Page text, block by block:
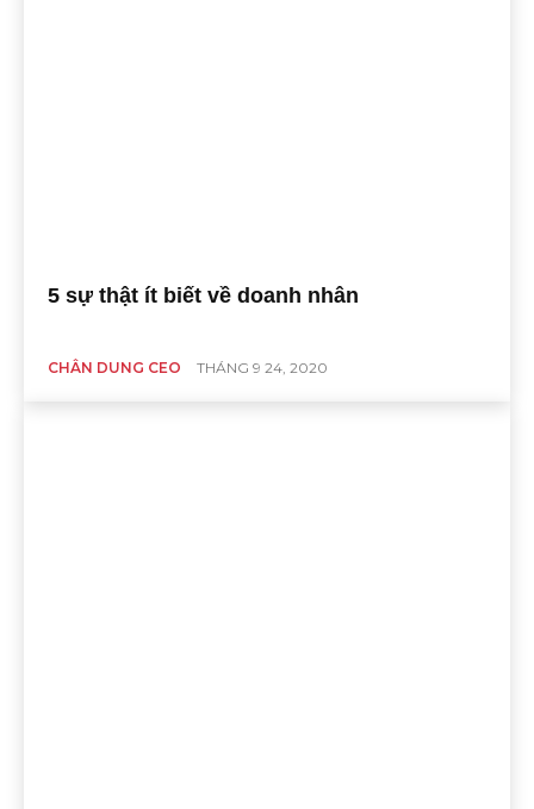
5 sự thật ít biết về doanh nhân
CHÂN DUNG CEO THÁNG 9 24, 2020